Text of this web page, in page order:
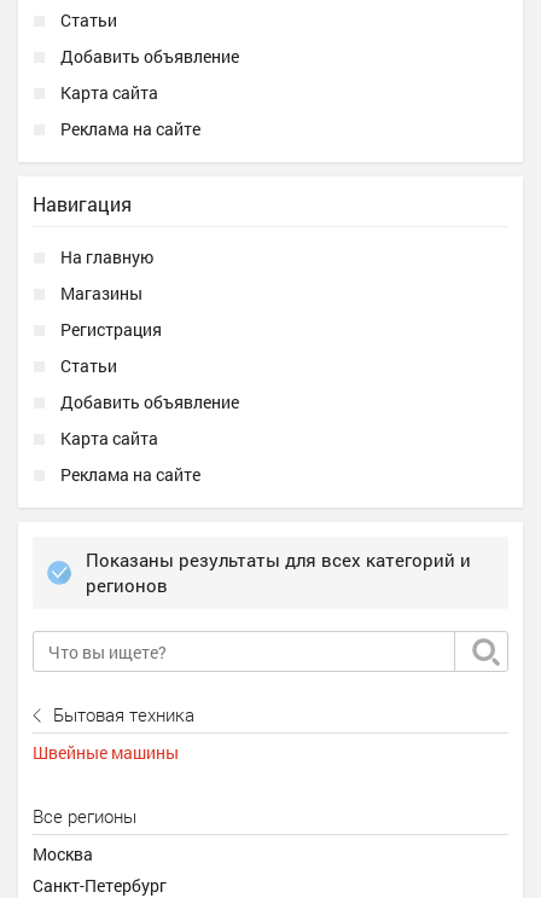
Статьи
Добавить объявление
Карта сайта
Реклама на сайте
Навигация
На главную
Магазины
Регистрация
Статьи
Добавить объявление
Карта сайта
Реклама на сайте
Показаны результаты для всех категорий и
регионов
Бытовая техника
Швейные машины
Все регионы
Москва
Санкт-Петербург